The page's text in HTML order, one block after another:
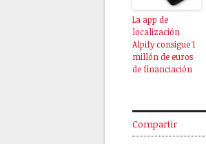
La app de
localización
Alpify consigue 1
millón de euros
de financiación
Compartir